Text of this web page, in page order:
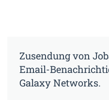
Zusendung von
Email-
Galaxy Networks.